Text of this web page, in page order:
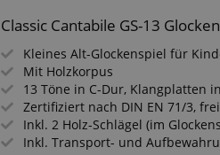
Classic Cantabile GS-13
Kleines Alt-Glockenspiel für
Mit Holzkorpus
13 Töne in C-Dur, Klangplatten
Zertifiziert nach DIN EN 71/3,
Inkl. 2 Holz-Schlägel (im
Inkl. Transport- und